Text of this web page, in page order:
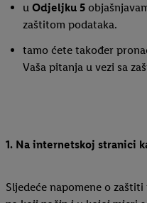
u Odjeljku 5
zaštitom podataka.
tamo ćete također
Vaša pitanja u vezi sa
1. Na internetskoj stranici
Sljedeće napomene o